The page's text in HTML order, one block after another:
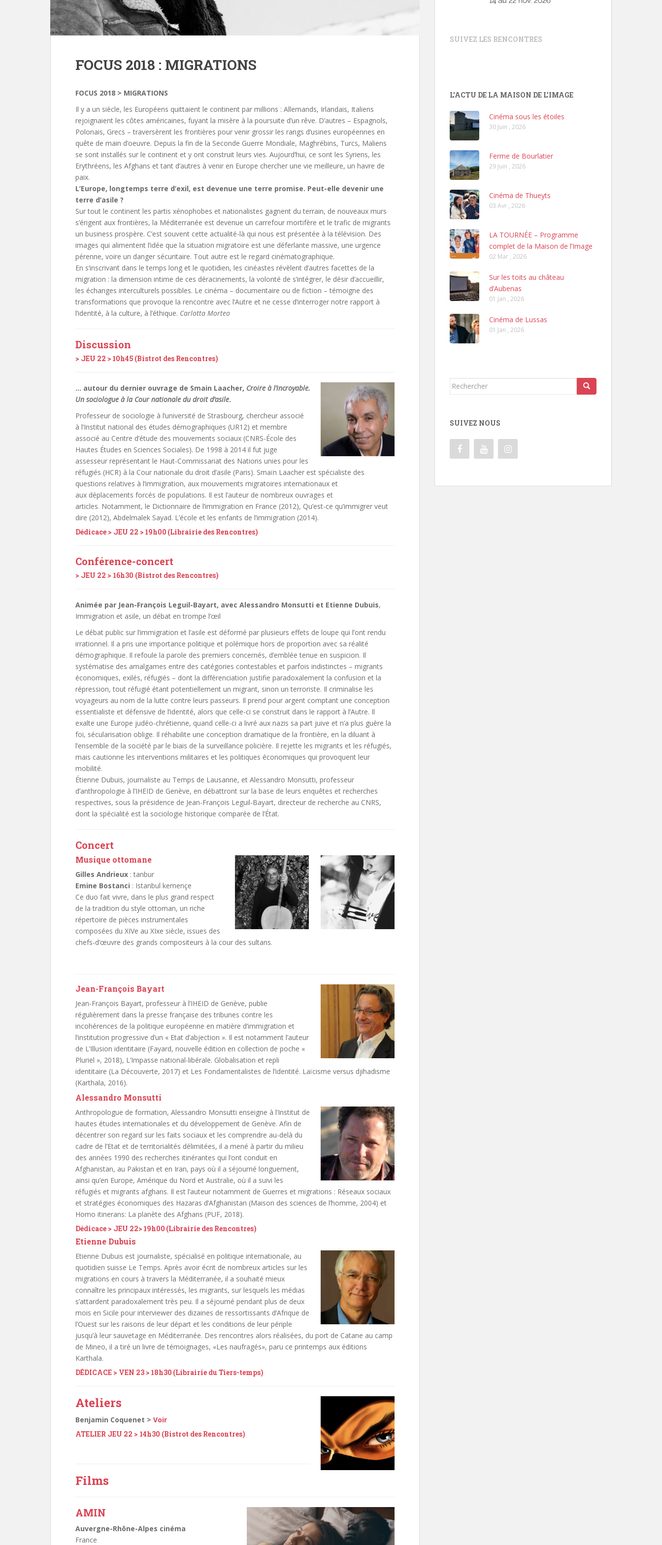
FOCUS 2018 : MIGRATIONS
FOCUS 2018 > MIGRATIONS
Il y a un siècle, les Européens quittaient le continent par millions : Allemands, Irlandais, Italiens
rejoignaient les côtes américaines, fuyant la misère à la poursuite d’un rêve. D’autres – Espagnols,
Polonais, Grecs – traversèrent les frontières pour venir grossir les rangs d’usines européennes en
quête de main d’oeuvre. Depuis la fin de la Seconde Guerre Mondiale, Maghrébins, Turcs, Maliens
se sont installés sur le continent et y ont construit leurs vies. Aujourd’hui, ce sont les Syriens, les
Erythréens, les Afghans et tant d’autres à venir en Europe chercher une vie meilleure, un havre de
paix.
L’Europe, longtemps terre d’exil, est devenue une terre promise. Peut-elle devenir une
terre d’asile ?
Sur tout le continent les partis xénophobes et nationalistes gagnent du terrain, de nouveaux murs
s’érigent aux frontières, la Méditerranée est devenue un carrefour mortifère et le trafic de migrants
un business prospère. C’est souvent cette actualité-là qui nous est présentée à la télévision. Des
images qui alimentent l’idée que la situation migratoire est une déferlante massive, une urgence
pérenne, voire un danger sécuritaire. Tout autre est le regard cinématographique.
En s’inscrivant dans le temps long et le quotidien, les cinéastes révèlent d’autres facettes de la
migration : la dimension intime de ces déracinements, la volonté de s’intégrer, le désir d’accueillir,
les échanges interculturels possibles. Le cinéma – documentaire ou de fiction – témoigne des
transformations que provoque la rencontre avec l’Autre et ne cesse d’interroger notre rapport à
l’identité, à la culture, à l’éthique. Carlotta Morteo
Discussion
> JEU 22 > 10h45 (Bistrot des Rencontres)
… autour du dernier ouvrage de Smain Laacher, Croire à l’incroyable.
Un sociologue à la Cour nationale du droit d’asile.
Professeur de sociologie à l’université de Strasbourg, chercheur associé
à l’Institut national des études démographiques (UR12) et membre
associé au Centre d’étude des mouvements sociaux (CNRS-École des
Hautes Études en Sciences Sociales). De 1998 à 2014 il fut juge
assesseur représentant le Haut-Commissariat des Nations unies pour les
réfugiés (HCR) à la Cour nationale du droit d’asile (Paris). Smaïn Laacher est spécialiste des
questions relatives à l’immigration, aux mouvements migratoires internationaux et
aux déplacements forcés de populations. Il est l’auteur de nombreux ouvrages et
articles. Notamment, le Dictionnaire de l’immigration en France (2012), Qu’est-ce qu’immigrer veut
dire (2012), Abdelmalek Sayad. L’école et les enfants de l’immigration (2014).
Dédicace > JEU 22 > 19h00 (Librairie des Rencontres)
Conférence-concert
> JEU 22 > 16h30 (Bistrot des Rencontres)
Animée par Jean-François Leguil-Bayart, avec Alessandro Monsutti et Etienne Dubuis,
Immigration et asile, un débat en trompe l’œil
Le débat public sur l’immigration et l’asile est déformé par plusieurs effets de loupe qui l’ont rendu
irrationnel. Il a pris une importance politique et polémique hors de proportion avec sa réalité
démographique. Il refoule la parole des premiers concernés, d’emblée tenue en suspicion. Il
systématise des amalgames entre des catégories contestables et parfois indistinctes – migrants
économiques, exilés, réfugiés – dont la différenciation justifie paradoxalement la confusion et la
répression, tout réfugié étant potentiellement un migrant, sinon un terroriste. Il criminalise les
voyageurs au nom de la lutte contre leurs passeurs. Il prend pour argent comptant une conception
essentialiste et défensive de l’identité, alors que celle-ci se construit dans le rapport à l’Autre. Il
exalte une Europe judéo-chrétienne, quand celle-ci a livré aux nazis sa part juive et n’a plus guère la
foi, sécularisation oblige. Il réhabilite une conception dramatique de la frontière, en la diluant à
l’ensemble de la société par le biais de la surveillance policière. Il rejette les migrants et les réfugiés,
mais cautionne les interventions militaires et les politiques économiques qui provoquent leur
mobilité.
Étienne Dubuis, journaliste au Temps de Lausanne, et Alessandro Monsutti, professeur
d’anthropologie à l’IHEID de Genève, en débattront sur la base de leurs enquêtes et recherches
respectives, sous la présidence de Jean-François Leguil-Bayart, directeur de recherche au CNRS,
dont la spécialité est la sociologie historique comparée de l’État.
Concert
Musique ottomane
Gilles Andrieux : tanbur
Emine Bostanci : Istanbul kemençe
Ce duo fait vivre, dans le plus grand respect
de la tradition du style ottoman, un riche
répertoire de pièces instrumentales
composées du XIVe au XIxe siècle, issues des
chefs-d’œuvre des grands compositeurs à la cour des sultans.
Jean-François Bayart
Jean-François Bayart, professeur à l’IHEID de Genève, publie
régulièrement dans la presse française des tribunes contre les
incohérences de la politique européenne en matière d’immigration et
l’institution progressive d’un « Etat d’abjection ». Il est notamment l’auteur
de L’Illusion identitaire (Fayard, nouvelle édition en collection de poche «
Pluriel », 2018), L’Impasse national-libérale. Globalisation et repli
identitaire (La Découverte, 2017) et Les Fondamentalistes de l’identité. Laïcisme versus djihadisme
(Karthala, 2016).
Alessandro Monsutti
Anthropologue de formation, Alessandro Monsutti enseigne à l’Institut de
hautes études internationales et du développement de Genève. Afin de
décentrer son regard sur les faits sociaux et les comprendre au-delà du
cadre de l’Etat et de territorialités délimitées, il a mené à partir du milieu
des années 1990 des recherches itinérantes qui l’ont conduit en
Afghanistan, au Pakistan et en Iran, pays où il a séjourné longuement,
ainsi qu’en Europe, Amérique du Nord et Australie, où il a suivi les
réfugiés et migrants afghans. Il est l’auteur notamment de Guerres et migrations : Réseaux sociaux
et stratégies économiques des Hazaras d’Afghanistan (Maison des sciences de l’homme, 2004) et
Homo itinerans: La planète des Afghans (PUF, 2018).
Dédicace > JEU 22> 19h00 (Librairie des Rencontres)
Etienne Dubuis
Etienne Dubuis est journaliste, spécialisé en politique internationale, au
quotidien suisse Le Temps. Après avoir écrit de nombreux articles sur les
migrations en cours à travers la Méditerranée, il a souhaité mieux
connaître les principaux intéressés, les migrants, sur lesquels les médias
s’attardent paradoxalement très peu. Il a séjourné pendant plus de deux
mois en Sicile pour interviewer des dizaines de ressortissants d’Afrique de
l’Ouest sur les raisons de leur départ et les conditions de leur périple
jusqu’à leur sauvetage en Méditerranée. Des rencontres alors réalisées, du port de Catane au camp
de Mineo, il a tiré un livre de témoignages, «Les naufragés», paru ce printemps aux éditions
Karthala.
DÉDICACE > VEN 23 > 18h30 (Librairie du Tiers-temps)
Ateliers
Benjamin Coquenet > Voir
ATELIER JEU 22 > 14h30 (Bistrot des Rencontres)
Films
AMIN
Auvergne-Rhône-Alpes cinéma
France
SUIVEZ LES RENCONTRES
L'ACTU DE LA MAISON DE L'IMAGE
Cinéma sous les étoiles
30 Juin , 2026
Ferme de Bourlatier
29 Juin , 2026
Cinéma de Thueyts
03 Avr , 2026
LA TOURNÉE – Programme
complet de la Maison de l’Image
02 Mar , 2026
Sur les toits au château
d’Aubenas
01 Jan , 2026
Cinéma de Lussas
01 Jan , 2026
Rechercher...
SUIVEZ NOUS